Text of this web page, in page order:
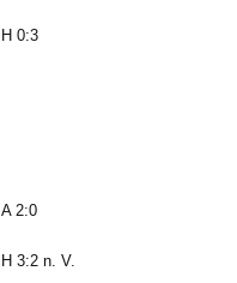
H 0:3
A 2:0
H 3:2 n. V.